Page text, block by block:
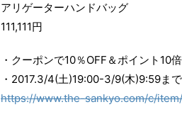
アリゲーターハンドバッグ
111,111円
・クーポンで10％OFF＆ポイント10倍
・2017.3/4(土)19:00-3/9(木)9:59まで
https://www.the-sankyo.com/c/